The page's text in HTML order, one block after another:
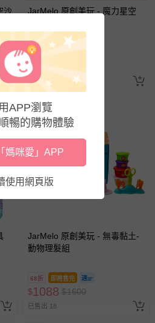
沙
JarMelo 原創美玩 - 魔力星空
69折 即將售完
$549
已售出 9
JarMelo 原創美玩 - 無毒黏土-
動物理髮組
68折 即將售完
$1088 $1600
已售出 18
APP瀏覽
暢的購物體驗
媽咪愛」APP
使用網頁版